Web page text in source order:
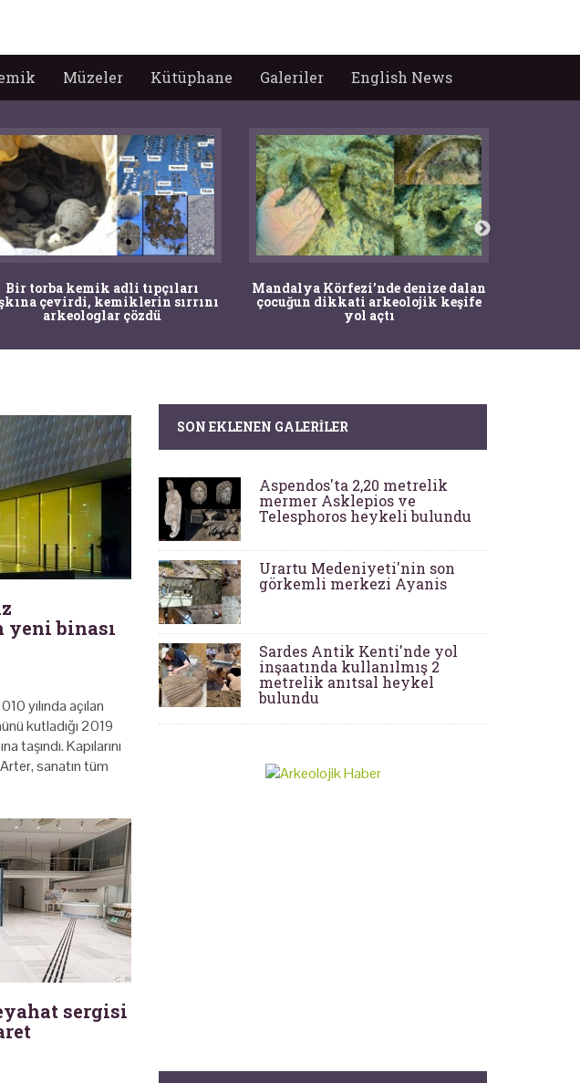
Müzeler Kütüphane Galeriler English News
Bir torba kemik adli tıpçıları
çevirdi, kemiklerin sırrını
arkeologlar çözdü
Mandalya Körfezi’nde denize dalan
çocuğun dikkati arkeolojik keşife
yol açtı
binası
yılında açılan
kutladığı 2019
taşındı. Kapılarını
sanatın tüm
sergisi
SON EKLENEN GALERILER
Aspendos'ta 2,20 metrelik
mermer Asklepios ve
Telesphoros heykeli bulundu
Urartu Medeniyeti'nin son
görkemli merkezi Ayanis
Sardes Antik Kenti'nde yol
inşaatında kullanılmış 2
metrelik anıtsal heykel
bulundu